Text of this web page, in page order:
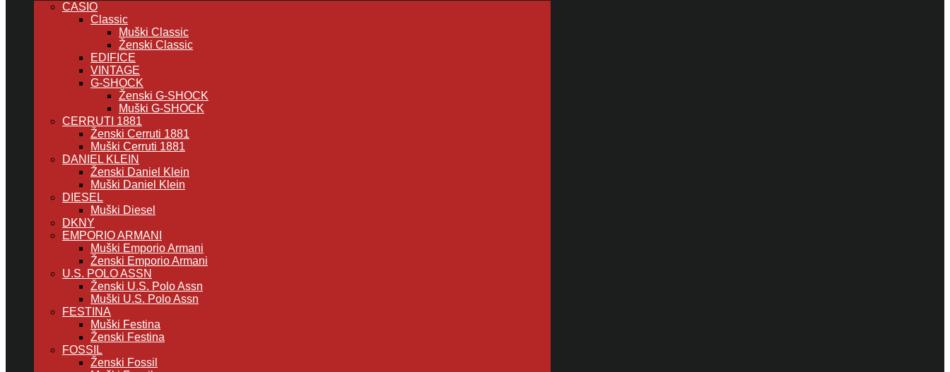
CASIO
Classic
Muški Classic
Ženski Classic
EDIFICE
VINTAGE
G-SHOCK
Ženski G-SHOCK
Muški G-SHOCK
CERRUTI 1881
Ženski Cerruti 1881
Muški Cerruti 1881
DANIEL KLEIN
Ženski Daniel Klein
Muški Daniel Klein
DIESEL
Muški Diesel
DKNY
EMPORIO ARMANI
Muški Emporio Armani
Ženski Emporio Armani
U.S. POLO ASSN
Ženski U.S. Polo Assn
Muški U.S. Polo Assn
FESTINA
Muški Festina
Ženski Festina
FOSSIL
Ženski Fossil